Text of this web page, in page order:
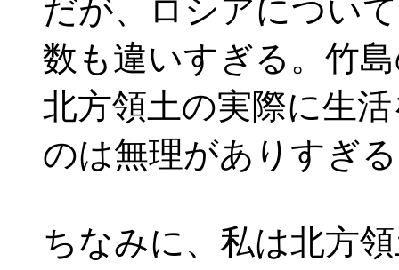
だが、ロシアについ
数も違いすぎる。竹
北方領土の実際に生
のは無理がありすぎ
ちなみに、私は北方